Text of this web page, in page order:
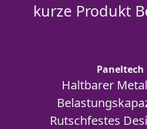
kurze Produkt
Paneltech
Haltbarer
Rutschfestes